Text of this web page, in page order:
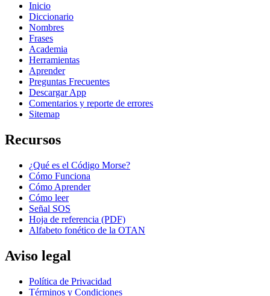
Inicio
Diccionario
Nombres
Frases
Academia
Herramientas
Aprender
Preguntas Frecuentes
Descargar App
Comentarios y reporte de errores
Sitemap
Recursos
¿Qué es el Código Morse?
Cómo Funciona
Cómo Aprender
Cómo leer
Señal SOS
Hoja de referencia (PDF)
Alfabeto fonético de la OTAN
Aviso legal
Política de Privacidad
Términos y Condiciones